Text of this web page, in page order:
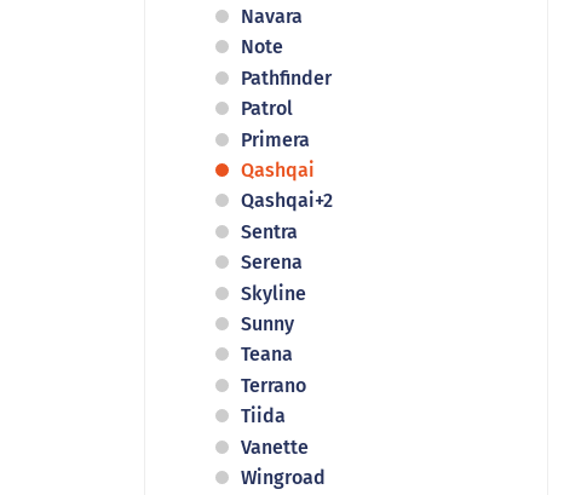
Navara
Note
Pathfinder
Patrol
Primera
Qashqai
Qashqai+2
Sentra
Serena
Skyline
Sunny
Teana
Terrano
Tiida
Vanette
Wingroad